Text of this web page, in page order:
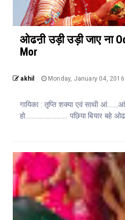
ओढऩी उड़ी उड़ी जाए ना
Mor
akhil Monday, January 04, 2016
गायिका : तृप्ति शक्या एवं साथी
हो.......................... पछिया बियार बहे